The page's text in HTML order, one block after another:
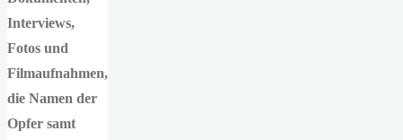
Interviews,
Fotos und
Filmaufnahmen,
die Namen der
Opfer samt